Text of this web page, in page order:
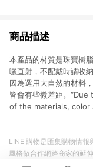
商品描述
本產品的材質是珠寶樹
曬直射，不配戴時請收
因為選用大自然的材料
皆會有些微差距。
of the materials, color
LINE 購物是匯集購物情
風格做合作網路商家的延
商品至各合作網路商家，